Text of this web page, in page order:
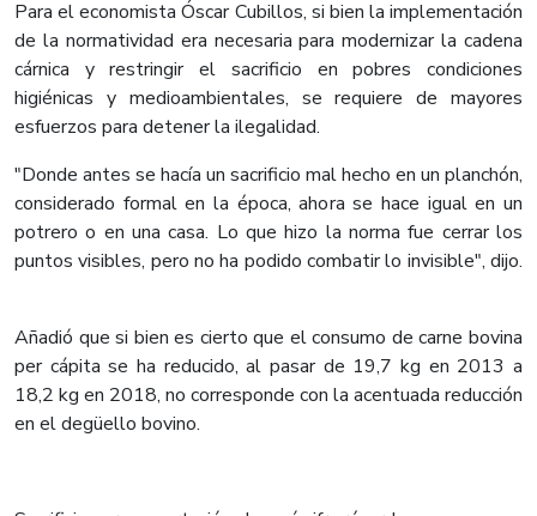
Para el economista Óscar Cubillos, si bien la implementación
de la normatividad era necesaria para modernizar la cadena
cárnica y restringir el sacrificio en pobres condiciones
higiénicas y medioambientales, se requiere de mayores
esfuerzos para detener la ilegalidad.
"Donde antes se hacía un sacrificio mal hecho en un planchón,
considerado formal en la época, ahora se hace igual en un
potrero o en una casa. Lo que hizo la norma fue cerrar los
puntos visibles, pero no ha podido combatir lo invisible", dijo.
Añadió que si bien es cierto que el consumo de carne bovina
per cápita se ha reducido, al pasar de 19,7 kg en 2013 a
18,2 kg en 2018, no corresponde con la acentuada reducción
en el degüello bovino.